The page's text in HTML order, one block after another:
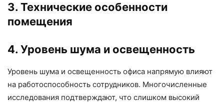
3. Технические особенности
помещения
4. Уровень шума и освещенность
Уровень шума и освещенность офиса напрямую влияют
на работоспособность сотрудников. Многочисленные
исследования подтверждают, что слишком высокий